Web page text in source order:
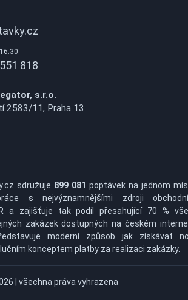
818
s.r.o.
2583/11, Praha 13
sdružuje 899 081 poptávek na jednom
s nejvýznamnějšími zdroji
a zajišťuje tak podíl přesahující 70 %
zakázek dostupných na českém
moderní způsob jak získávat
konceptem platby za realizaci zakázky.
| všechna práva vyhrazena